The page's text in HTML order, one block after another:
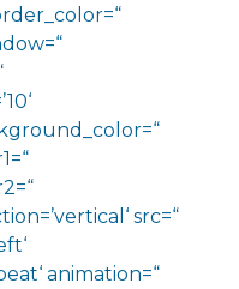
src=“
animation=“